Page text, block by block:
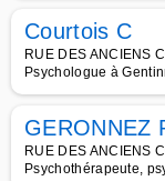
Courtois C
RUE DES ANCIENS
Psychologue à
GERONNEZ
RUE DES ANCIENS
Psychothérapeute,